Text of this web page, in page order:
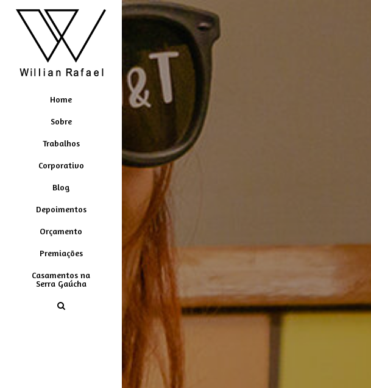
Home
Sobre
Trabalhos
Corporativo
Blog
Depoimentos
Orçamento
Premiações
Casamentos na
Serra Gaúcha